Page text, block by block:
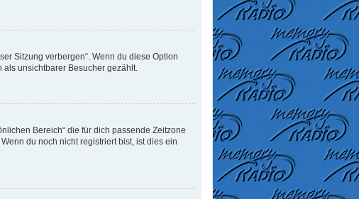
Sitzung verbergen“. Wenn du diese Option
unsichtbarer Besucher gezählt.
Bereich“ die für dich passende Zeitzone
du noch nicht registriert bist, ist dies ein